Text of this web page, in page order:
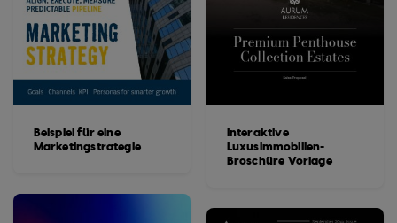
Beispiel für eine
Marketingstrategie
Interaktive
Luxusimmobilien-
Broschüre Vorlage